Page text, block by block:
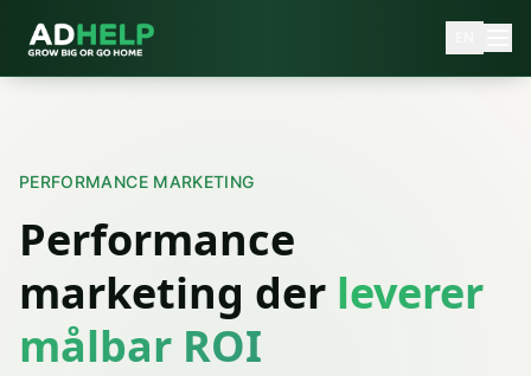
PERFORMANCE MARKETING
Performance
marketing der leverer
målbar ROI